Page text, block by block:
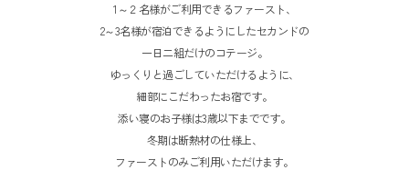
1～２名様がご利用できるファースト、
2～3名様が宿泊できるようにしたセカンドの
一日二組だけのコテージ。
ゆっくりと過ごしていただけるように、
細部にこだわったお宿です。
添い寝のお子様は3歳以下までです。
冬期は断熱材の仕様上、
ファーストのみご利用いただけます。